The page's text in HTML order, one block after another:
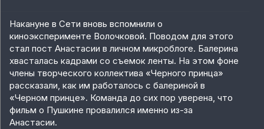
Накануне в Сети вновь вспомнили о
киноэксперименте Волочковой. Поводом для этого
стал пост Анастасии в личном микроблоге. Балерина
хвасталась кадрами со съемок ленты. На этом фоне
члены творческого коллектива «Черного принца»
рассказали, как им работалось с балериной в
«Черном принце». Команда до сих пор уверена, что
фильм о Пушкине провалился именно из-за
Анастасии.